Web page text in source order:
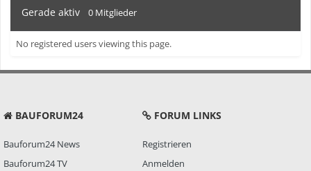
Gerade aktiv 0 Mitglieder
No registered users viewing this page.
BAUFORUM24
Bauforum24 News
Bauforum24 TV
FORUM LINKS
Registrieren
Anmelden